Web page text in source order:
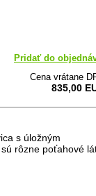
Pridať do
Cena vrátane
835,00
s úložným
rôzne poťahové